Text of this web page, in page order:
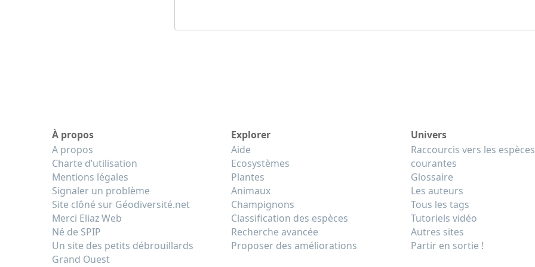
À propos
A propos
Charte d’utilisation
Mentions légales
Signaler un problème
Site clôné sur Géodiversité.net
Merci Eliaz Web
Né de SPIP
Un site des petits débrouillards
Grand Ouest
Explorer
Aide
Ecosystèmes
Plantes
Animaux
Champignons
Classification des espèces
Recherche avancée
Proposer des améliorations
Univers
Raccourcis vers les espèces
courantes
Glossaire
Les auteurs
Tous les tags
Tutoriels vidéo
Autres sites
Partir en sortie !